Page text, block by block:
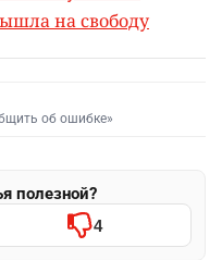
на свободу
об ошибке»
полезной?
4